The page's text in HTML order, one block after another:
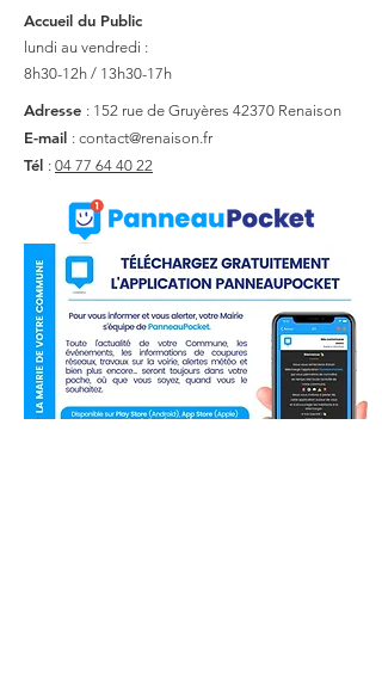
Accueil du Public
lundi au vendredi :
8h30-12h / 13h30-17h
Adresse : 152 rue de Gruyères 42370 Renaison
E-mail : contact@renaison.fr
Tél : 04 77 64 40 22